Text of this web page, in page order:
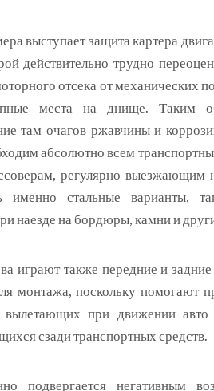
выступает защита картера
действительно трудно
отсека от механических
места на днище. Таким
там очагов ржавчины и
абсолютно всем
регулярно выезжающим
именно стальные варианты,
наезде на бордюры, камни и
играют также передние и
монтажа, поскольку помогают
вылетающих при движении
сзади транспортных средств.
подвергается негативным